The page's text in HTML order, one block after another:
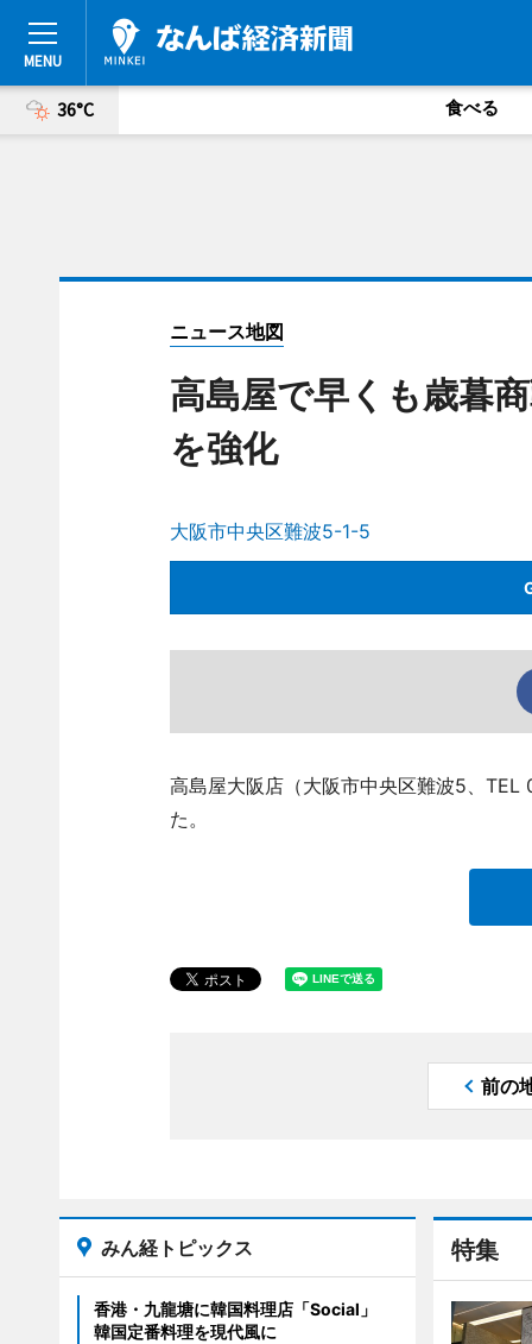
36°C 食べる
ニュース地図
高島屋で早くも歳暮
を強化
大阪市中央区難波5-1-5
高島屋大阪店（大阪市中央区難波5、
た。
前の
特集
みん経トピックス
香港・九龍塘に韓国料理店「Social」
韓国定番料理を現代風に